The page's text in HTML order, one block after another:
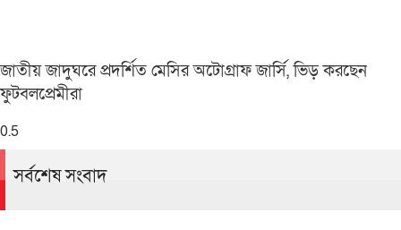
জাতীয় জাদুঘরে প্রদর্শিত মেসির অটোগ্রাফ জার্সি, ভিড় করছেন
ফুটবলপ্রেমীরা
সর্বশেষ সংবাদ